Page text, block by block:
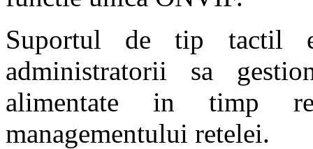
Suportul de tip tactil
administratorii sa
alimentate in timp
managementului retelei.